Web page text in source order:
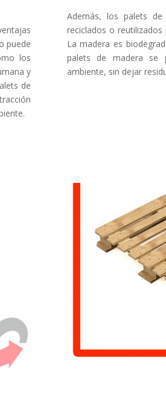
puede
los
y
de
Además, los palets
reciclados o
La madera es
palets de madera se
ambiente, sin dejar